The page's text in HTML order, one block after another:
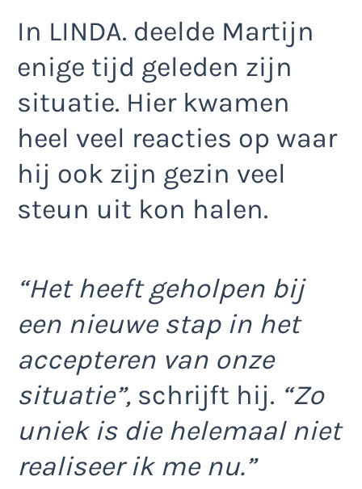
In LINDA. deelde Martijn
enige tijd geleden zijn
situatie. Hier kwamen
heel veel reacties op waar
hij ook zijn gezin veel
steun uit kon halen.
“Het heeft geholpen bij
een nieuwe stap in het
accepteren van onze
situatie”, schrijft hij. “Zo
uniek is die helemaal niet
realiseer ik me nu.”